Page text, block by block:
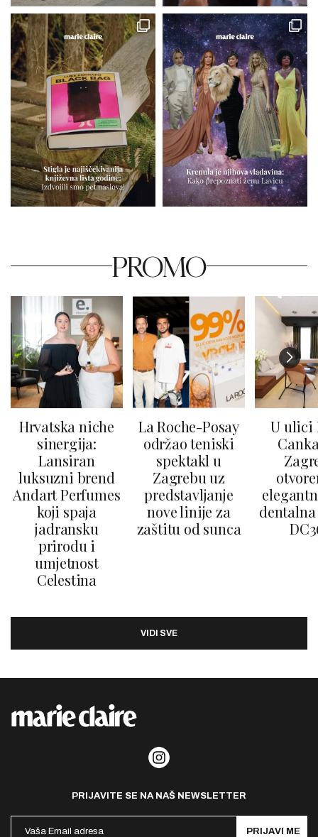
PROMO
Hrvatska niche
sinergija:
Lansiran
luksuzni brend
Andart Perfumes
koji spaja
jadransku
prirodu i
umjetnost
Celestina
La Roche-Posay
održao teniski
spektakl u
Zagrebu uz
predstavljanje
nove linije za
zaštitu od sunca
U ulici
VIDI SVE
PRIJAVITE SE NA NAŠ NEWSLETTER
PRIJAVI ME